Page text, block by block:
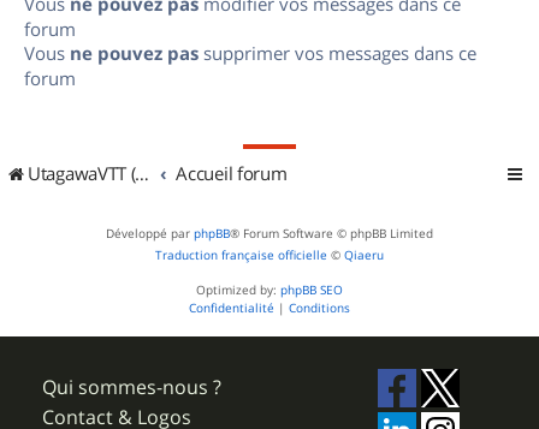
forum
Vous ne pouvez pas supprimer vos messages dans ce
forum
UtagawaVTT (Randos VTT et VTTAE avec traces GPS) Accueil forum
Développé par phpBB® Forum Software © phpBB Limited
Traduction française officielle © Qiaeru
Optimized by: phpBB SEO
Confidentialité | Conditions
Qui sommes-nous ?
Contact & Logos